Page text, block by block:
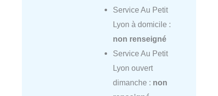
Service Au Petit
Lyon à domicile :
non renseigné
Service Au Petit
Lyon ouvert
dimanche : non